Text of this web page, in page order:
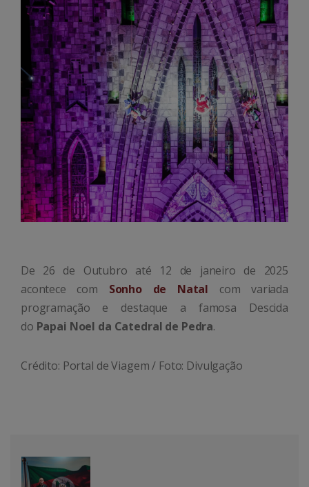
De 26 de Outubro até 12 de janeiro de 2025
acontece com Sonho de Natal com variada
programação e destaque a famosa Descida
do Papai Noel da Catedral de Pedra.
Crédito: Portal de Viagem / Foto: Divulgação